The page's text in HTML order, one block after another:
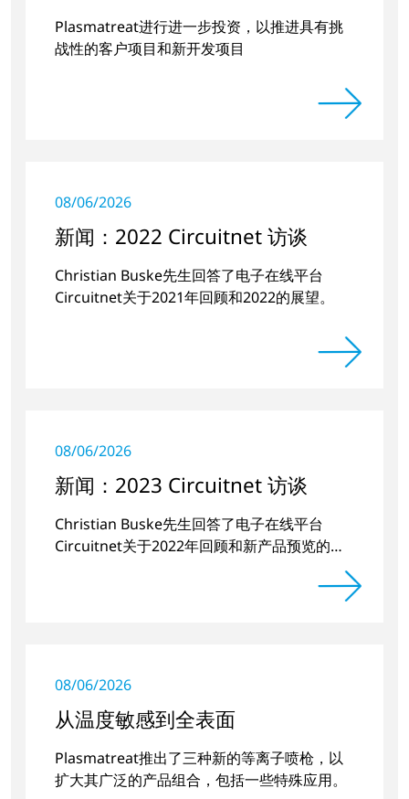
Plasmatreat进行进一步投资，以推进具有挑
战性的客户项目和新开发项目
08/06/2026
新闻：2022 Circuitnet 访谈
Christian Buske先生回答了电子在线平台
Circuitnet关于2021年回顾和2022的展望。
08/06/2026
新闻：2023 Circuitnet 访谈
Christian Buske先生回答了电子在线平台
Circuitnet关于2022年回顾和新产品预览的问
08/06/2026
从温度敏感到全表面
Plasmatreat推出了三种新的等离子喷枪，以
扩大其广泛的产品组合，包括一些特殊应用。